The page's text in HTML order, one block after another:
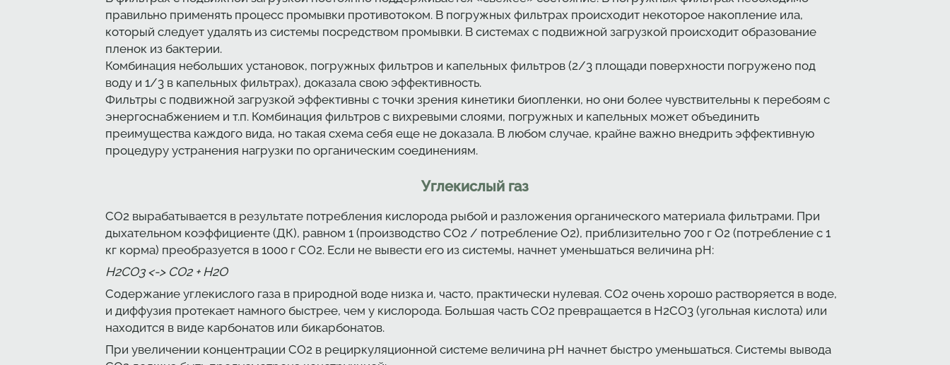
правильно применять процесс промывки противотоком. В погружных фильтрах происходит некоторое накопление ила,
который следует удалять из системы посредством промывки. В системах с подвижной загрузкой происходит образование
пленок из бактерии.
Комбинация небольших установок, погружных фильтров и капельных фильтров (2/3 площади поверхности погружено под
воду и 1/3 в капельных фильтрах), доказала свою эффективность.
Фильтры с подвижной загрузкой эффективны с точки зрения кинетики биопленки, но они более чувствительны к перебоям с
энергоснабжением и т.п. Комбинация фильтров с вихревыми слоями, погружных и капельных может объединить
преимущества каждого вида, но такая схема себя еще не доказала. В любом случае, крайне важно внедрить эффективную
процедуру устранения нагрузки по органическим соединениям.
Углекислый газ
CO2 вырабатывается в результате потребления кислорода рыбой и разложения органического материала фильтрами. При
дыхательном коэффициенте (ДК), равном 1 (производство CO2 / потребление О2), приблизительно 700 г О2 (потребление с 1
кг корма) преобразуется в 1000 г CO2. Если не вывести его из системы, начнет уменьшаться величина pH:
H2CO3 <-> CO2 + H2O
Содержание углекислого газа в природной воде низка и, часто, практически нулевая. CO2 очень хорошо растворяется в воде,
и диффузия протекает намного быстрее, чем у кислорода. Большая часть CO2 превращается в H2CO3 (угольная кислота) или
находится в виде карбонатов или бикарбонатов.
При увеличении концентрации CO2 в рециркуляционной системе величина pH начнет быстро уменьшаться. Системы вывода